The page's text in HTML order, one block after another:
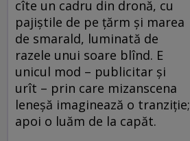
cîte un cadru din dronă, cu
pajiștile de pe țărm și marea
de smarald, luminată de
razele unui soare blînd. E
unicul mod – publicitar și
urît – prin care mizanscena
leneșă imaginează o tranziție;
apoi o luăm de la capăt.